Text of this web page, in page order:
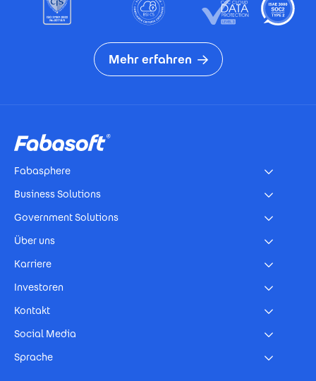
Mehr erfahren
Fabasphere
Business Solutions
Government Solutions
Über uns
Karriere
Investoren
Kontakt
Social Media
Sprache